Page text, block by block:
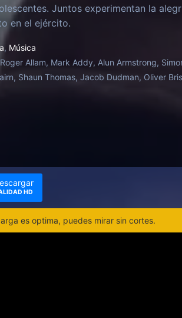
Juntos experimentan la
en el ejército.
, Música
Allam, Mark Addy, Alun Armstrong,
Shaun Thomas, Jacob Dudman, Oliver
HD
es optima, puedes mirar sin cortes.